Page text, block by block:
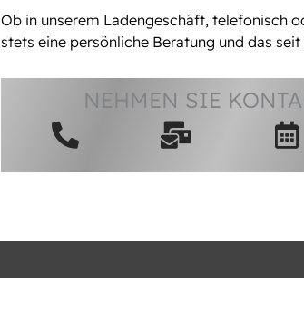
Ob in unserem Ladengeschäft, telefonisch
stets eine persönliche Beratung und das seit
NEHMEN SIE